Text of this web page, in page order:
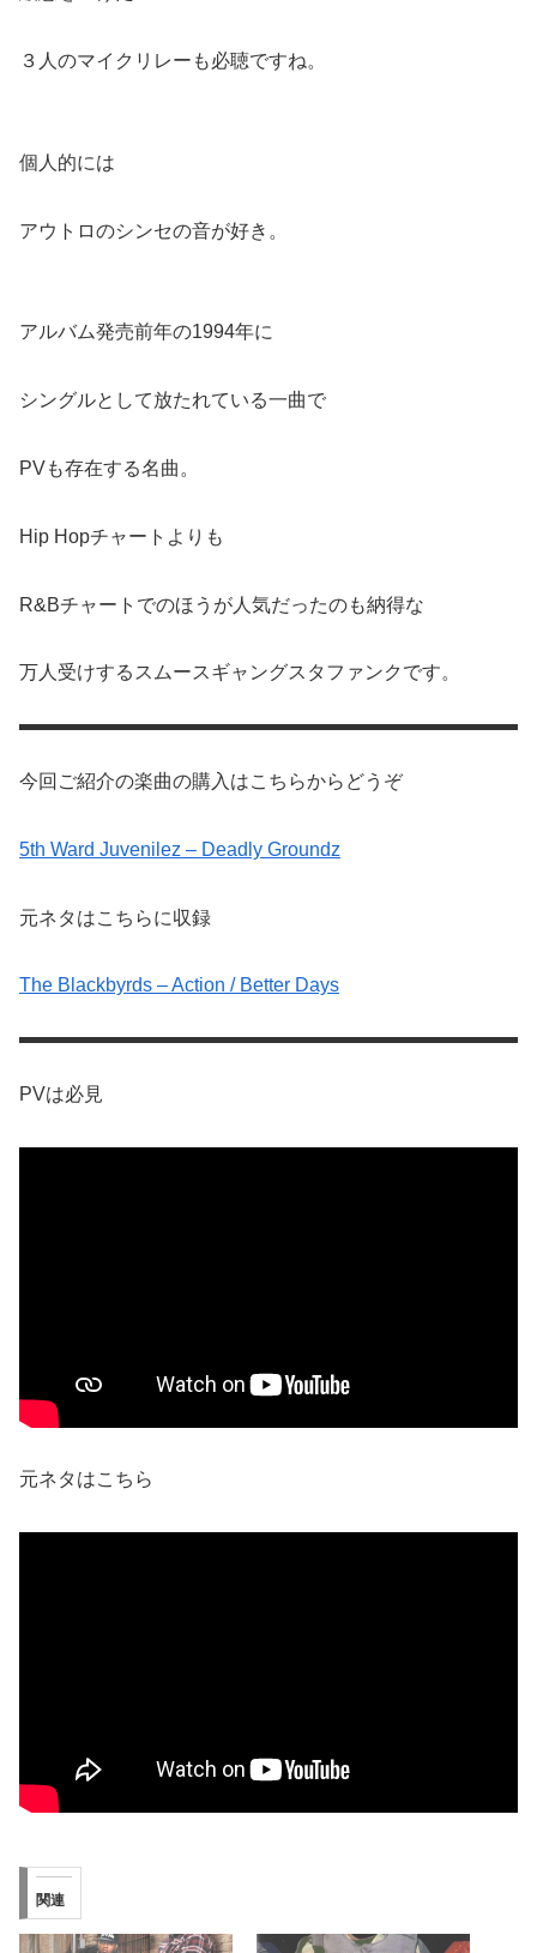
３人のマイクリレーも必聴ですね。
個人的には
アウトロのシンセの音が好き。
アルバム発売前年の1994年に
シングルとして放たれている一曲で
PVも存在する名曲。
Hip Hopチャートよりも
R&Bチャートでのほうが人気だったのも納得な
万人受けするスムースギャングスタファンクです。
今回ご紹介の楽曲の購入はこちらからどうぞ
5th Ward Juvenilez – Deadly Groundz
元ネタはこちらに収録
The Blackbyrds – Action / Better Days
PVは必見
元ネタはこちら
関連